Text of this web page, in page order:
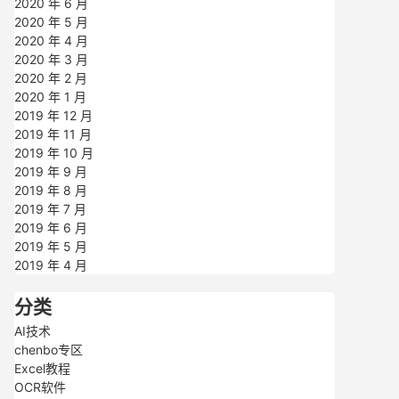
2020 年 6 月
2020 年 5 月
2020 年 4 月
2020 年 3 月
2020 年 2 月
2020 年 1 月
2019 年 12 月
2019 年 11 月
2019 年 10 月
2019 年 9 月
2019 年 8 月
2019 年 7 月
2019 年 6 月
2019 年 5 月
2019 年 4 月
分类
AI技术
chenbo专区
Excel教程
OCR软件